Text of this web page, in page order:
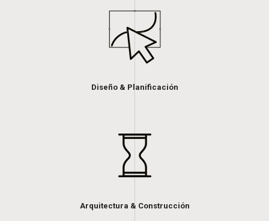
Diseño & Planificación
Arquitectura & Construcción